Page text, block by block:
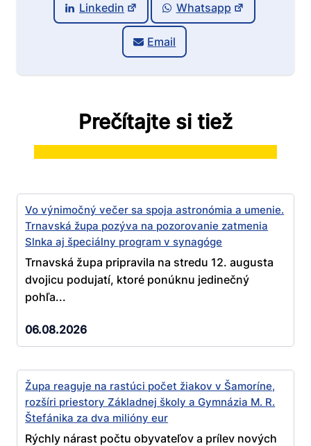
Linkedin Whatsapp
Email
Prečítajte si tiež
Vo výnimočný večer sa spoja astronómia a umenie.
Trnavská župa pozýva na pozorovanie zatmenia
Slnka aj špeciálny program v synagóge
Trnavská župa pripravila na stredu 12. augusta
dvojicu podujatí, ktoré ponúknu jedinečný
pohľa...
06.08.2026
Župa reaguje na rastúci počet žiakov v Šamoríne,
rozšíri priestory Základnej školy a Gymnázia M. R.
Štefánika za dva milióny eur
Rýchly nárast počtu obyvateľov a prílev nových